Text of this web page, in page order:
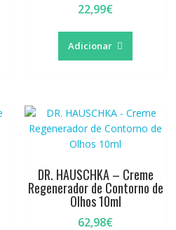
22,99€
Adicionar
DR. HAUSCHKA – Creme
Regenerador de Contorno de
Olhos 10ml
62,98€